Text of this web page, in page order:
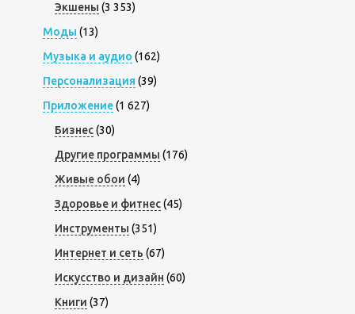
Экшены (3 353)
Моды (13)
Музыка и аудио (162)
Персонализация (39)
Приложение(1 627)
Бизнес(30)
Другие программы (176)
Живые обои (4)
Здоровье и фитнес(45)
Инструменты (351)
Интернет и сеть (67)
Искусство и дизайн (60)
Книги (37)